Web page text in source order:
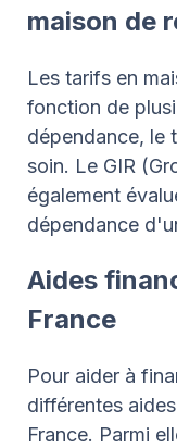
maison de
Les tarifs en
fonction de
dépendance, le
soin. Le GIR
également
dépendance
Aides
France
Pour aider à
différentes
France. Parmi